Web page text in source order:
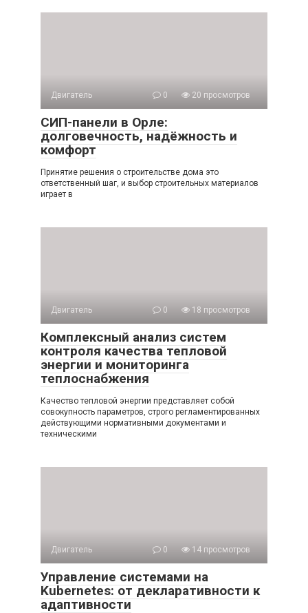
Двигатель 0 20 просмотров
СИП-панели в Орле:
долговечность, надёжность и
комфорт
Принятие решения о строительстве дома это
ответственный шаг, и выбор строительных материалов
играет в
Двигатель 0 18 просмотров
Комплексный анализ систем
контроля качества тепловой
энергии и мониторинга
теплоснабжения
Качество тепловой энергии представляет собой
совокупность параметров, строго регламентированных
действующими нормативными документами и
техническими
Двигатель 0 14 просмотров
Управление системами на
Kubernetes: от декларативности к
адаптивности